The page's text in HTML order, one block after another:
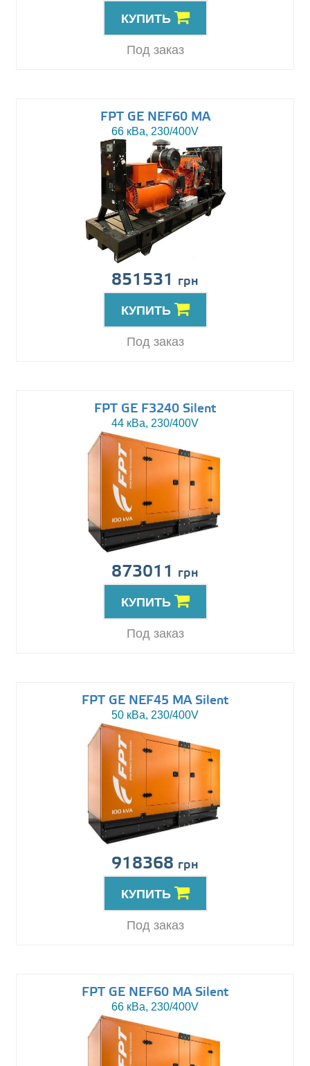
КУПИТЬ
Под заказ
FPT GE NEF60 MA
66 кВа, 230/400V
851531 грн
КУПИТЬ
Под заказ
FPT GE F3240 Silent
44 кВа, 230/400V
873011 грн
КУПИТЬ
Под заказ
FPT GE NEF45 MA Silent
50 кВа, 230/400V
918368 грн
КУПИТЬ
Под заказ
FPT GE NEF60 MA Silent
66 кВа, 230/400V